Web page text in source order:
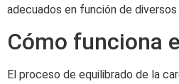
adecuados en función de
Cómo funciona
El proceso de equilibrado de la